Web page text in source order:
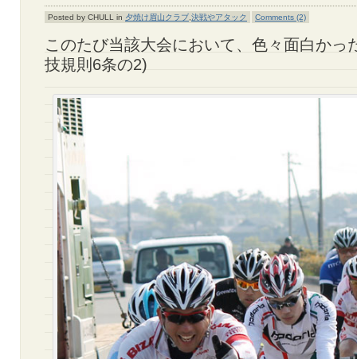
Posted by CHULL in 夕焼け眉山クラブ,決戦やアタック Comments (2)
このたび当該大会において、色々面白かっ
技規則6条の2)